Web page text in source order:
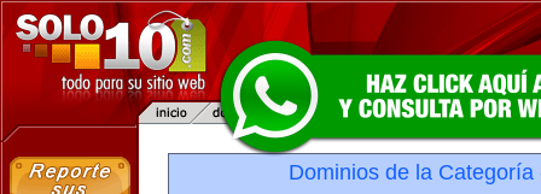
Dominios de la